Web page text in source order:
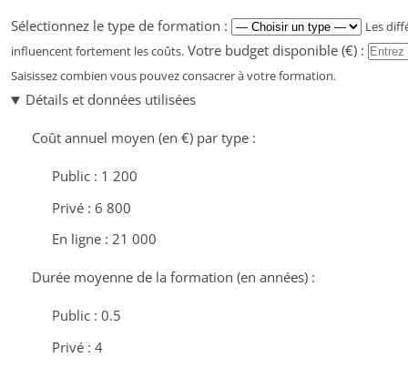
Sélectionnez le type de formation :
Les
influencent fortement les coûts. Votre budget disponible (€) :
Saisissez combien vous pouvez consacrer à votre formation.
Détails et données utilisées
Coût annuel moyen (en €) par type :
Public : 1 200
Privé : 6 800
En ligne : 21 000
Durée moyenne de la formation (en années) :
Public : 0.5
Privé : 4